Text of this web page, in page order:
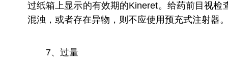
过纸箱上显示的有效期的Kineret。给药前目视
混浊，或者存在异物，则不应使用预充式注射器
7、过量